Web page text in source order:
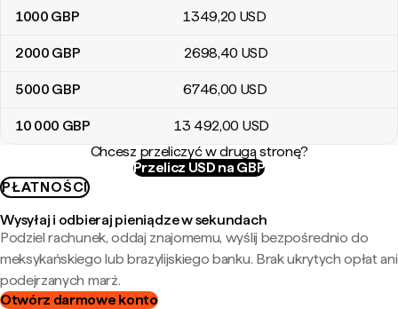
1000 GBP 1349,20 USD
2000 GBP 2698,40 USD
5000 GBP 6746,00 USD
10 000 GBP 13 492,00 USD
Chcesz przeliczyć w drugą stronę?
Przelicz USD na GBP
PŁATNOŚCI
Wysyłaj i odbieraj pieniądze w sekundach
Podziel rachunek, oddaj znajomemu, wyślij bezpośrednio do
meksykańskiego lub brazylijskiego banku. Brak ukrytych opłat ani
podejrzanych marż.
Otwórz darmowe konto